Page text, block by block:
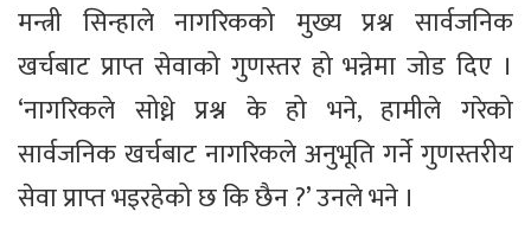
मन्त्री सिन्हाले नागरिकको मुख्य प्रश्न सार्वजनिक
खर्चबाट प्राप्त सेवाको गुणस्तर हो भन्नेमा जोड दिए ।
‘नागरिकले सोध्ने प्रश्न के हो भने, हामीले गरेको
सार्वजनिक खर्चबाट नागरिकले अनुभूति गर्ने गुणस्तरीय
सेवा प्राप्त भइरहेको छ कि छैन ?’ उनले भने ।